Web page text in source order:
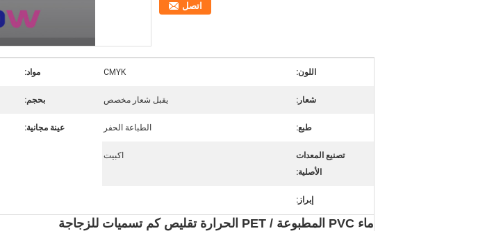
اتصل
اللون: CMYK مواد:
شعار: يقبل شعار مخصص بحجم:
طبع: الطباعة الحفر عينة مجانية:
تصنيع المعدات
الأصلية:
اكبيت
إبراز:
ماء PVC المطبوعة / PET الحرارة تقليص كم تسميات للزجاجة